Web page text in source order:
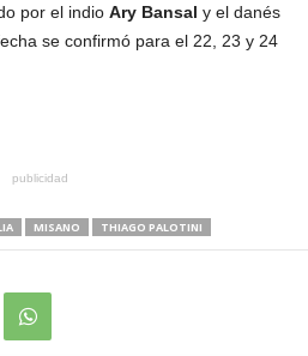
por el indio Ary Bansal y el danés
se confirmó para el 22, 23 y 24
publicidad
MISANO THIAGO PALOTINI